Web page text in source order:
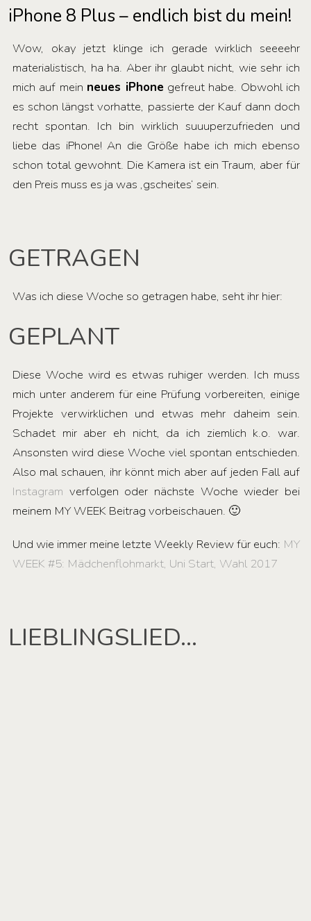
iPhone 8 Plus – endlich bist du mein!
Wow, okay jetzt klinge ich gerade wirklich seeeehr
materialistisch, ha ha. Aber ihr glaubt nicht, wie sehr ich
mich auf mein neues iPhone gefreut habe. Obwohl ich
es schon längst vorhatte, passierte der Kauf dann doch
recht spontan. Ich bin wirklich suuuperzufrieden und
liebe das iPhone! An die Größe habe ich mich ebenso
schon total gewohnt. Die Kamera ist ein Traum, aber für
den Preis muss es ja was ‚gscheites‘ sein.
GETRAGEN
Was ich diese Woche so getragen habe, seht ihr hier:
GEPLANT
Diese Woche wird es etwas ruhiger werden. Ich muss
mich unter anderem für eine Prüfung vorbereiten, einige
Projekte verwirklichen und etwas mehr daheim sein.
Schadet mir aber eh nicht, da ich ziemlich k.o. war.
Ansonsten wird diese Woche viel spontan entschieden.
Also mal schauen, ihr könnt mich aber auf jeden Fall auf
Instagram verfolgen oder nächste Woche wieder bei
meinem MY WEEK Beitrag vorbeischauen. 🙂
Und wie immer meine letzte Weekly Review für euch: MY
WEEK #5: Mädchenflohmarkt, Uni Start, Wahl 2017
LIEBLINGSLIED…